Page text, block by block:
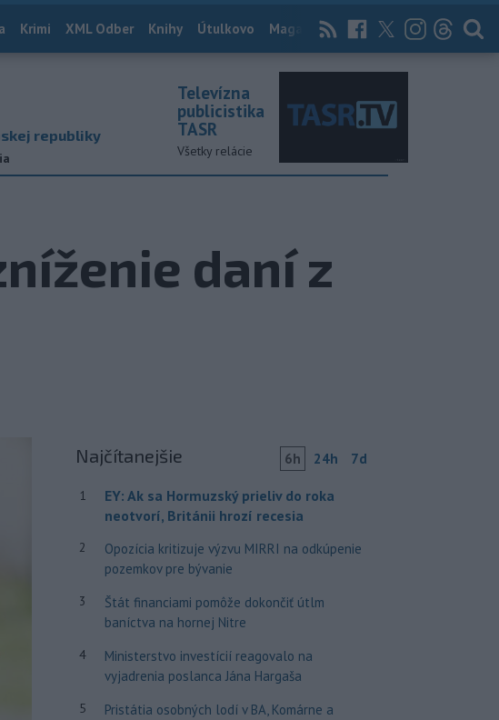
Krimi XML Odber Knihy Útulkovo Magazín News Now Archív
republiky
Televízna
publicistika
TASR
Všetky relácie
daní z
Najčítanejšie 6h 24h 7d
1
EY: Ak sa Hormuzský prieliv do roka
neotvorí, Británii hrozí recesia
2
Opozícia kritizuje výzvu MIRRI na odkúpenie
pozemkov pre bývanie
3
Štát financiami pomôže dokončiť útlm
baníctva na hornej Nitre
4
Ministerstvo investícií reagovalo na
vyjadrenia poslanca Jána Hargaša
5
Pristátia osobných lodí v BA, Komárne a